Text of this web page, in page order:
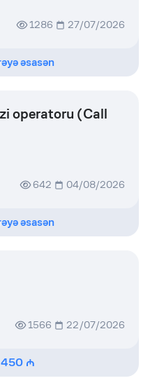
1286 27/07/2026
əsasən
operatoru (Call
642 04/08/2026
əsasən
1566 22/07/2026
450